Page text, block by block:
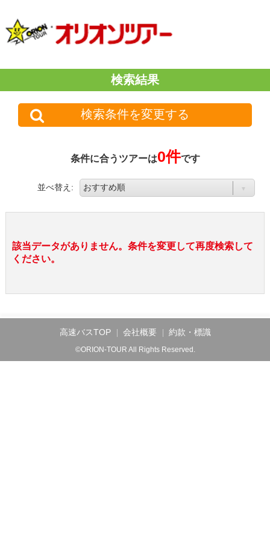
検索結果
検索条件を変更する
条件に合うツアーは0件です
並べ替え:
該当データがありません。条件を変更して再度検索して
ください。
高速バスTOP 会社概要 約款・標識
©ORION-TOUR All Rights Reserved.